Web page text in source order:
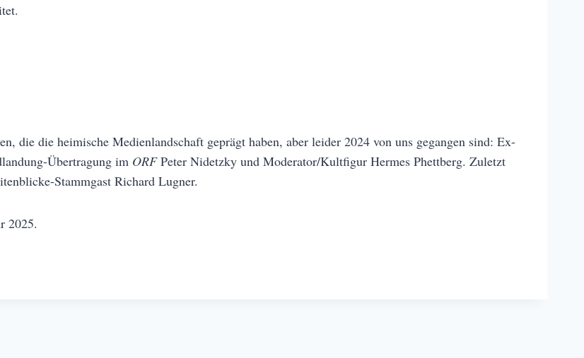
die die heimische Medienlandschaft geprägt haben, aber leider 2024 von uns gegangen sind: Ex-
Übertragung im ORFPeter Nidetzky und Moderator/Kultfigur Hermes Phettberg. Zuletzt
Stammgast Richard Lugner.
2025.